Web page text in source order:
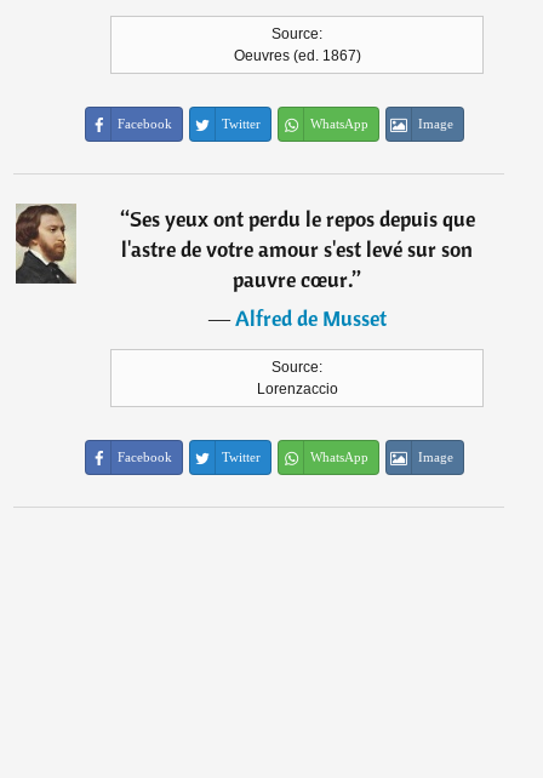
Source:
Oeuvres (ed. 1867)
Facebook Twitter WhatsApp Image
“Ses yeux ont perdu le repos depuis que
l'astre de votre amour s'est levé sur son
pauvre cœur.”
―Alfred de Musset
Source:
Lorenzaccio
Facebook Twitter WhatsApp Image